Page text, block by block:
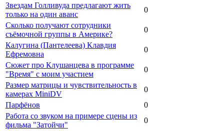
Звездам Голливуда предлагают жить
только на один аванс
0
Сколько получают сотрудники
съёмочной группы в Америке?
0
Калугина (Пантелеева) Клавдия
Ефремовна
0
Сюжет про Клушанцева в программе
"Время" с моим участием
0
Размер матрицы и чувствительность в
камерах MiniDV
0
Парфёнов
0
Работа со звуком на примере сцены из
фильма "Затойчи"
0